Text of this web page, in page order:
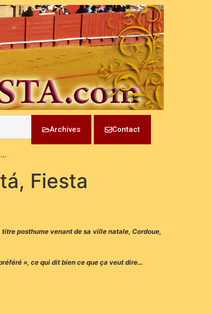
Archives Contact
Fiesta
posthume venant de sa ville natale, Cordoue,
», ce qui dit bien ce que ça veut dire…